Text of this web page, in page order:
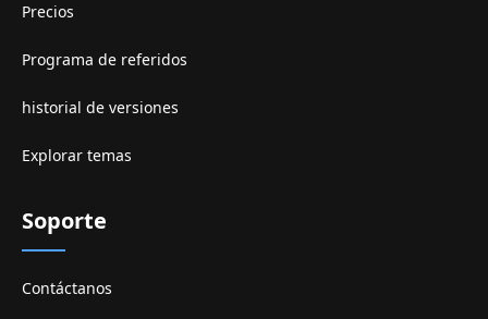
Precios
Programa de referidos
historial de versiones
Explorar temas
Soporte
Contáctanos